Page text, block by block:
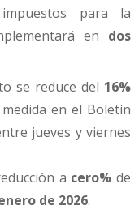
para la
en dos
se reduce del 16%
en el Boletín
jueves y viernes
a cero% de
de 2026.